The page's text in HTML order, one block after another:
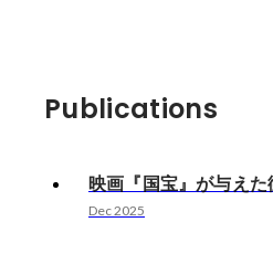
Publications
映画『国宝』が与え
Dec 2025